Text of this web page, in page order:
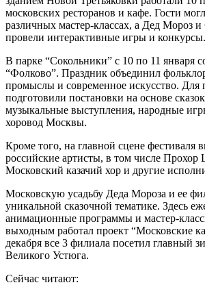
московских ресторанов и кафе. Гости
различных мастер-классах, а Дед Мороз и
провели интерактивные игры и конкурсы.
В парке “Сокольники” с 10 по 11 января
“Фолково”. Праздник объединил
промыслы и современное искусство. Для
подготовили постановки на основе
музыкальные выступления, народные
хоровод Москвы.
Кроме того, на главной сцене фестиваля
российские артисты, в том числе
Московский казачий хор и другие
Московскую усадьбу Деда Мороза и ее
уникальной сказочной тематике. Здесь
анимационные программы и мастер-
выходным работал проект “Московские
декабря все 3 филиала посетил главный
Великого Устюга.
Сейчас читают: